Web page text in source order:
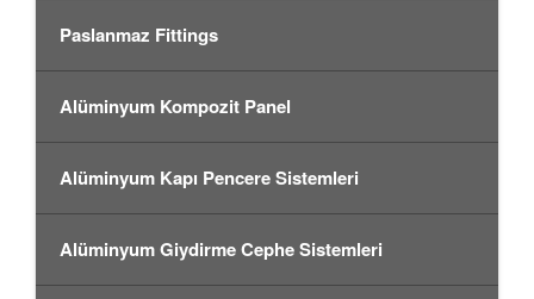
Paslanmaz Fittings
Alüminyum Kompozit Panel
Alüminyum Kapı Pencere Sistemleri
Alüminyum Giydirme Cephe Sistemleri